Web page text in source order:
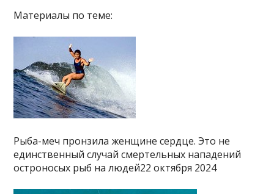
Материалы по теме:
Рыба-меч пронзила женщине сердце. Это не
единственный случай смертельных нападений
остроносых рыб на людей22 октября 2024